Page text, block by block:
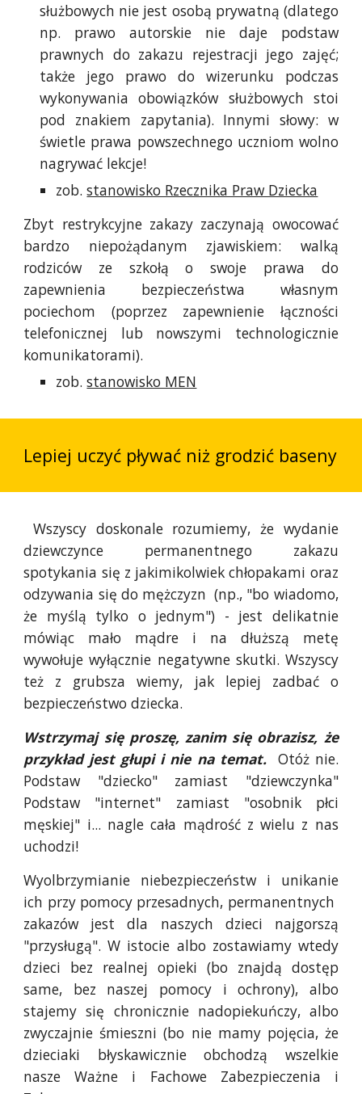
służbowych nie jest osobą prywatną (dlatego
np. prawo autorskie nie daje podstaw
prawnych do zakazu rejestracji jego zajęć;
także jego prawo do wizerunku podczas
wykonywania obowiązków służbowych stoi
pod znakiem zapytania). Innymi słowy: w
świetle prawa powszechnego uczniom wolno
nagrywać lekcje!
zob.stanowisko Rzecznika Praw Dziecka
Zbyt restrykcyjne zakazy zaczynają owocować
bardzo niepożądanym zjawiskiem: walką
rodziców ze szkołą o swoje prawa do
zapewnienia bezpieczeństwa własnym
pociechom (poprzez zapewnienie łączności
telefonicznej lub nowszymi technologicznie
komunikatorami).
zob.stanowisko MEN
Lepiej uczyć pływać niż grodzić baseny
Wszyscy doskonale rozumiemy, że wydanie
dziewczynce permanentnego zakazu
spotykania się z jakimikolwiek chłopakami oraz
odzywania się do mężczyzn (np., "bo wiadomo,
że myślą tylko o jednym") - jest delikatnie
mówiąc mało mądre i na dłuższą metę
wywołuje wyłącznie negatywne skutki. Wszyscy
też z grubsza wiemy, jak lepiej zadbać o
bezpieczeństwo dziecka.
Wstrzymaj się proszę, zanim się obrazisz, że
przykład jest głupi i nie na temat. Otóż nie.
Podstaw "dziecko" zamiast "dziewczynka"
Podstaw "internet" zamiast "osobnik płci
męskiej" i... nagle cała mądrość z wielu z nas
uchodzi!
Wyolbrzymianie niebezpieczeństw i unikanie
ich przy pomocy przesadnych, permanentnych
zakazów jest dla naszych dzieci najgorszą
"przysługą". W istocie albo zostawiamy wtedy
dzieci bez realnej opieki (bo znajdą dostęp
same, bez naszej pomocy i ochrony), albo
stajemy się chronicznie nadopiekuńczy, albo
zwyczajnie śmieszni (bo nie mamy pojęcia, że
dzieciaki błyskawicznie obchodzą wszelkie
nasze Ważne i Fachowe Zabezpieczenia i